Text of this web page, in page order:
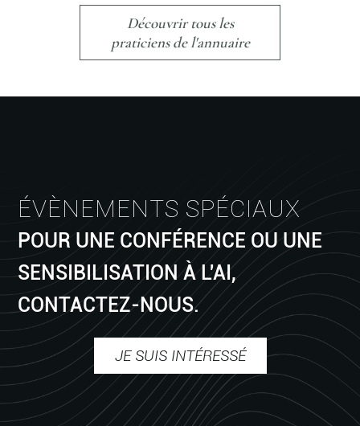
Découvrir tous les
praticiens de l'annuaire
ÉVÈNEMENTS SPÉCIAUX
POUR UNE CONFÉRENCE OU UNE
SENSIBILISATION À L'AI,
CONTACTEZ-NOUS.
JE SUIS INTÉRESSÉ